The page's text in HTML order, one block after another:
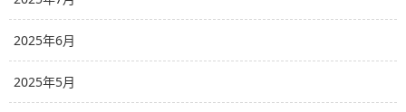
2025年6月
2025年5月